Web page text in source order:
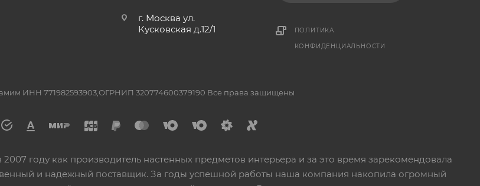
г. Москва ул.
Кусковская д.12/1
ПОЛИТИКА
КОНФИДЕНЦИАЛЬНОСТИ
ИНН 771982593903,ОГРНИП 320774600379190 Все права защищены
году как производитель настенных предметов интерьера и за это время зарекомендовала
и надежный поставщик. За годы успешной работы наша компания накопила огромный